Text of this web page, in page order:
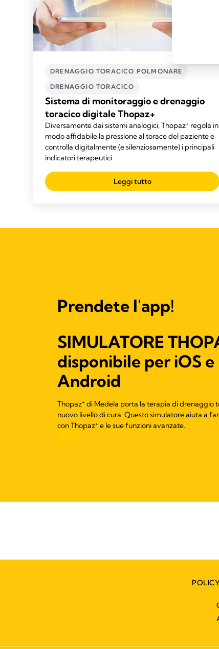
DRENAGGIO TORACICO POLMONARE
DRENAGGIO TORACICO
Sistema di monitoraggio e drenaggio
toracico digitale Thopaz+
Diversamente dai sistemi analogici, Thopaz+ regola in
modo affidabile la pressione al torace del paziente e
controlla digitalmente (e silenziosamente) i principali
indicatori terapeutici
Leggi tutto
Prendete l'app!
SIMULATORE
disponibile per iOS e
Android
Thopaz+ di Medela porta la terapia di drenaggio
nuovo livello di cura. Questo simulatore aiuta a
con Thopaz+ e le sue funzioni avanzate.